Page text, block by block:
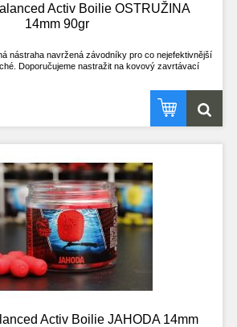
Activ Boilie OSTRUŽINA
14mm 90gr
nástraha navržená závodníky pro co nejefektivnější
Doporučujeme nastražit na kovový zavrtávací
2h. Je však odvislá na aktuálních okolnostech. V
ryb je delší, naopak při vysoké aktivitě ryb a teplé
pokud je po vytažení z vody ještě dostatečně
jednu nástrahu uloveni i 4 kapři.
nedílnou součástí zásoby nástrah všech, co si
a nemají mnoho času. Vyzkoušejte nástrahy, které
používal jen uzavřený okruh rybářů!
i v té nejchladnější vodě
téměř okamžitě po vhození do vody
nástraha pro lov na závodech
z kterého vyberete tu zprávnou pro vaši vodu
- Method feeder
Activ Boilie JAHODA 14mm